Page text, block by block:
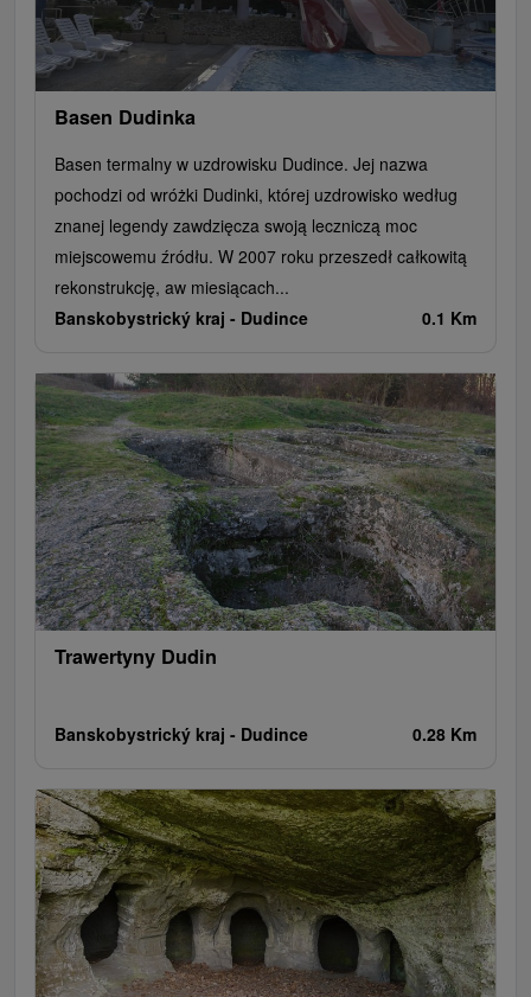
Pola golfowe
Tory gokartowe
Amfiteatry i kina w przyrodzie
Szlaki winne
Cyklotrasy
Basen Dudinka
Basen termalny w uzdrowisku Dudince. Jej nazwa
pochodzi od wróżki Dudinki, której uzdrowisko według
znanej legendy zawdzięcza swoją leczniczą moc
miejscowemu źródłu. W 2007 roku przeszedł całkowitą
rekonstrukcję, aw miesiącach...
Banskobystrický kraj - Dudince 0.1 Km
Trawertyny Dudin
Banskobystrický kraj - Dudince 0.28 Km